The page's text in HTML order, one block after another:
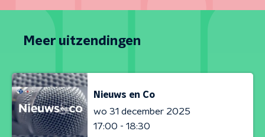
Meer uitzendingen
Nieuws en Co
wo 31 december 2025
17:00 - 18:30